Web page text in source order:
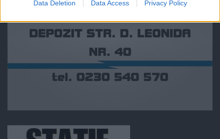
Data Deletion Data Access Privacy Policy